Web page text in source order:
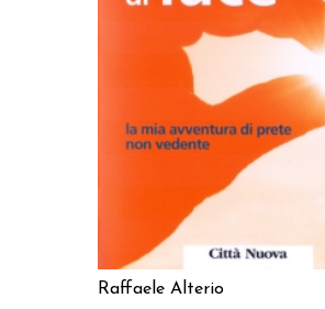
AGGIUNGI AL CARRELLO
Raffaele Alterio